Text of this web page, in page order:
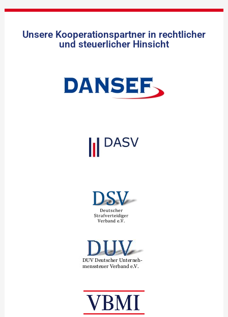
Unsere Kooperationspartner in rechtlicher
und steuerlicher Hinsicht